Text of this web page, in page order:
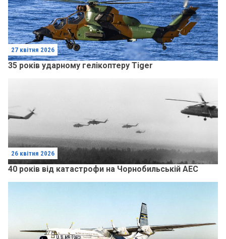
27 квітня 2026
35 років ударному гелікоптеру Tiger
26 квітня 2026
40 років від катастрофи на Чорнобильській АЕС